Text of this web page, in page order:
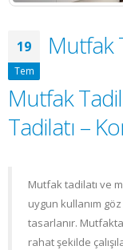
19
Tem
Mutfak
Mutfak
Tadilatı –
Mutfak tadilatı ve
uygun kullanım
tasarlanır.
rahat şekilde